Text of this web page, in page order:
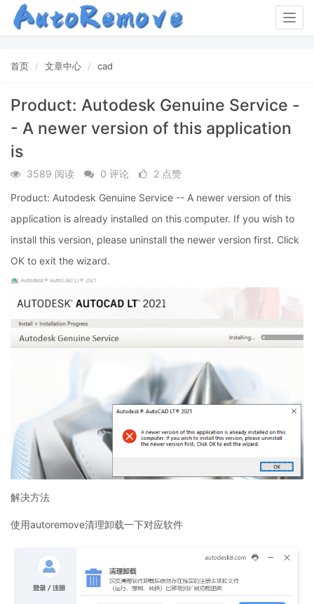
首页 文章中心 cad
Product: Autodesk Genuine Service -
- A newer version of this application
is
3589 阅读 0 评论
2 点赞
Product: Autodesk Genuine Service -- A newer version of this
application is already installed on this computer. If you wish to
install this version, please uninstall the newer version first. Click
OK to exit the wizard.
解决方法
使用autoremove清理卸载一下对应软件